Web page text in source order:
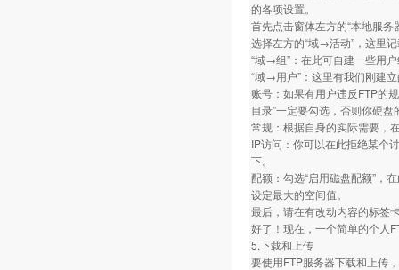
的各项设置。
首先点击窗体左方的“本地服务
选择左方的“域→活动”，这里
“域→组”：在此可自建一些用
“域→用户”：这里有我们刚建
账号：如果有用户违反FTP的
目录”一定要勾选，否则你硬
常规：根据自身的实际需要，
IP访问：你可以在此拒绝某个
下。
配额：勾选“启用磁盘配额”，
设定最大的空间值。
最后，请在有改动内容的标签
好了！现在，一个简单的个人
5.下载和上传
要使用FTP服务器下载和上传